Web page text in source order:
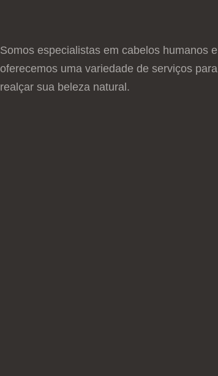
Somos especialistas em cabelos humanos e
oferecemos uma variedade de serviços para
realçar sua beleza natural.